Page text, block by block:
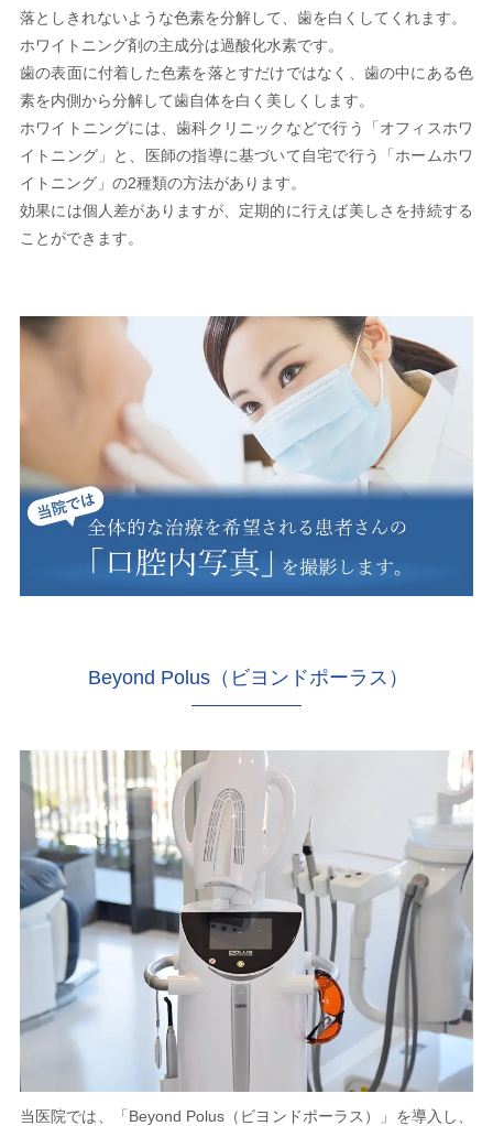
落としきれないような色素を分解して、歯を白くしてくれます。
ホワイトニング剤の主成分は過酸化水素です。
歯の表面に付着した色素を落とすだけではなく、歯の中にある色
素を内側から分解して歯自体を白く美しくします。
ホワイトニングには、歯科クリニックなどで行う「オフィスホワ
イトニング」と、医師の指導に基づいて自宅で行う「ホームホワ
イトニング」の2種類の方法があります。
効果には個人差がありますが、定期的に行えば美しさを持続する
ことができます。
Beyond Polus（ビヨンドポーラス）
当医院では、「Beyond Polus（ビヨンドポーラス）」を導入し、